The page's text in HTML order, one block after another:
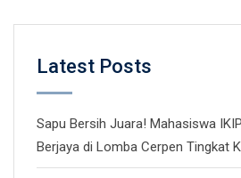
Latest Posts
Sapu Bersih Juara! Mahasiswa
Berjaya di Lomba Cerpen Tingkat